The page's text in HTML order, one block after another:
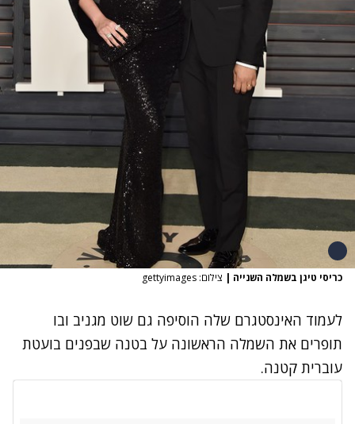
כריסי טיגן בשמלה השנייה | צילום: gettyimages
לעמוד האינסטגרם שלה הוסיפה גם שוט מגניב ובו
תופרים את השמלה הראשונה על בטנה שבפנים בועטת
עוברית קטנה.